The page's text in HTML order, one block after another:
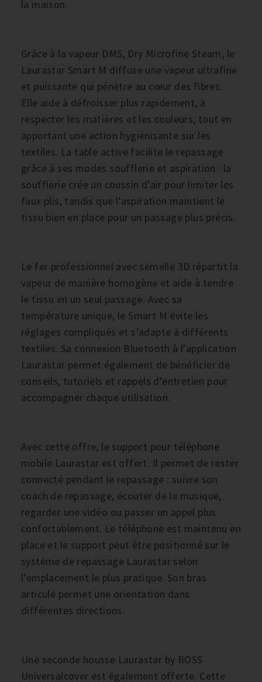
la maison.
Grâce à la vapeur DMS, Dry Microfine Steam, le
Laurastar Smart M diffuse une vapeur ultrafine
et puissante qui pénètre au cœur des fibres.
Elle aide à défroisser plus rapidement, à
respecter les matières et les couleurs, tout en
apportant une action hygiénisante sur les
textiles. La table active facilite le repassage
grâce à ses modes soufflerie et aspiration : la
soufflerie crée un coussin d’air pour limiter les
faux plis, tandis que l’aspiration maintient le
tissu bien en place pour un passage plus précis.
Le fer professionnel avec semelle 3D répartit la
vapeur de manière homogène et aide à tendre
le tissu en un seul passage. Avec sa
température unique, le Smart M évite les
réglages compliqués et s’adapte à différents
textiles. Sa connexion Bluetooth à l’application
Laurastar permet également de bénéficier de
conseils, tutoriels et rappels d’entretien pour
accompagner chaque utilisation.
Avec cette offre, le support pour téléphone
mobile Laurastar est offert. Il permet de rester
connecté pendant le repassage : suivre son
coach de repassage, écouter de la musique,
regarder une vidéo ou passer un appel plus
confortablement. Le téléphone est maintenu en
place et le support peut être positionné sur le
système de repassage Laurastar selon
l’emplacement le plus pratique. Son bras
articulé permet une orientation dans
différentes directions.
Une seconde housse Laurastar by BOSS
Universalcover est également offerte. Cette